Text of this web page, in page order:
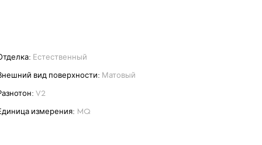
Естественный
вид поверхности: Матовый
V2
измерения: MQ